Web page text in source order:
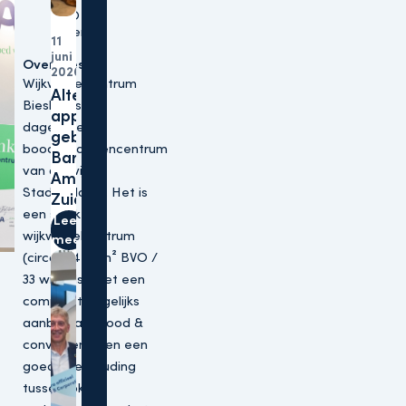
CIO
Altera
Over Bieshof
Wijkwinkelcentrum
Bieshof is hét
dagelijkse
boodschappencentrum
van de wijk
Stadspolders. Het is
een sterk
wijkwinkelcentrum
(circa 9.420 m² BVO /
33 winkels) met een
compleet dagelijks
aanbod aan food &
convenience en een
goede verhouding
tussen lokale
Altera verwerft 152
appartementen in
gebiedsontwikkeling
Barrio Lobi te
Amsterdam-
Zuidoost
11
juni
2026
Lees
meer